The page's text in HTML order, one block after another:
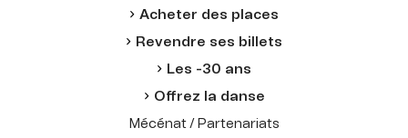
Acheter des places
Revendre ses billets
Les -30 ans
Offrez la danse
Mécénat / Partenariats